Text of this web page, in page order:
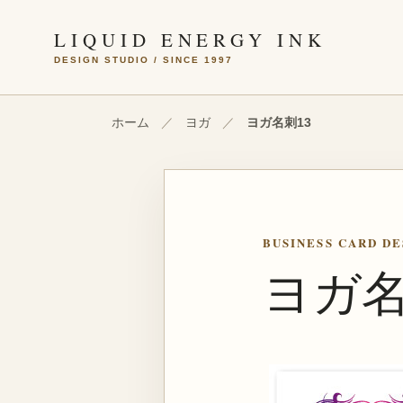
LIQUID ENERGY INK
DESIGN STUDIO / SINCE 1997
ホーム ／ ヨガ ／ ヨガ名刺13
BUSINESS CARD
ヨガ